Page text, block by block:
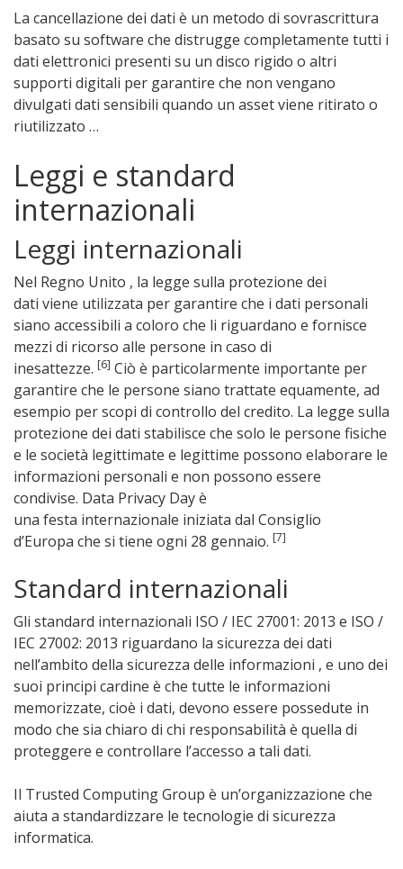
La cancellazione dei dati è un metodo di sovrascrittura
basato su software che distrugge completamente tutti i
dati elettronici presenti su un disco rigido o altri
supporti digitali per garantire che non vengano
divulgati dati sensibili quando un asset viene ritirato o
riutilizzato …
Leggi e standard
internazionali
Leggi internazionali
Nel Regno Unito , la legge sulla protezione dei
dati viene utilizzata per garantire che i dati personali
siano accessibili a coloro che li riguardano e fornisce
mezzi di ricorso alle persone in caso di
inesattezze. [6] Ciò è particolarmente importante per
garantire che le persone siano trattate equamente, ad
esempio per scopi di controllo del credito. La legge sulla
protezione dei dati stabilisce che solo le persone fisiche
e le società legittimate e legittime possono elaborare le
informazioni personali e non possono essere
condivise. Data Privacy Day è
una festa internazionale iniziata dal Consiglio
d’Europa che si tiene ogni 28 gennaio. [7]
Standard internazionali
Gli standard internazionali ISO / IEC 27001: 2013 e ISO /
IEC 27002: 2013 riguardano la sicurezza dei dati
nell’ambito della sicurezza delle informazioni , e uno dei
suoi principi cardine è che tutte le informazioni
memorizzate, cioè i dati, devono essere possedute in
modo che sia chiaro di chi responsabilità è quella di
proteggere e controllare l’accesso a tali dati.
Il Trusted Computing Group è un’organizzazione che
aiuta a standardizzare le tecnologie di sicurezza
informatica.